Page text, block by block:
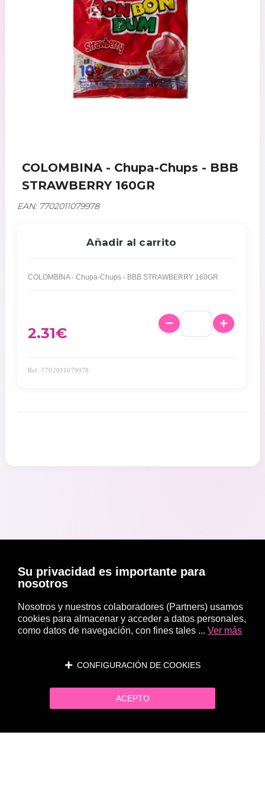
COLOMBINA - Chupa-Chups - BBB
STRAWBERRY 160GR
EAN: 7702011079978
Añadir al carrito
COLOMBINA - Chupa-Chups - BBB STRAWBERRY 160GR
2.31€
Ref: 7702011079978
Su privacidad es importante para
nosotros
Nosotros y nuestros colaboradores (Partners) usamos
cookies para almacenar y acceder a datos personales,
como datos de navegación, con fines tales ... Ver más
CONFIGURACIÓN DE COOKIES
ACEPTO